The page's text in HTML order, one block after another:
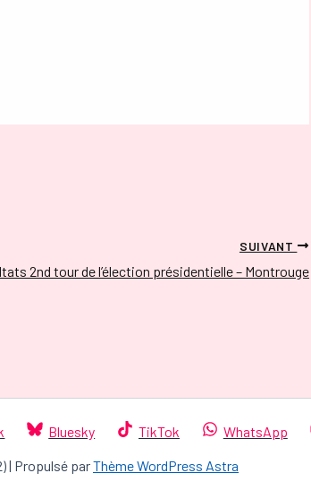
SUIVANT
2nd tour de l’élection présidentielle – Montrouge
Bluesky TikTok WhatsApp
| Propulsé parThème WordPress Astra